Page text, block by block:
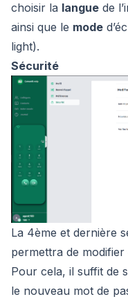
choisir la langue de
ainsi que le mode
light).
Sécurité
La 4ème et dernière
permettra de modifier
Pour cela, il suffit de
le nouveau mot de